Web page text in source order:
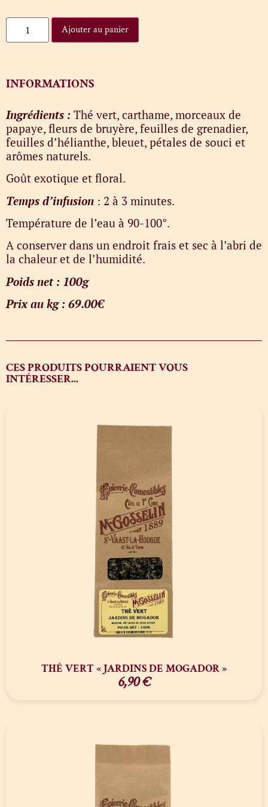
Ajouter au panier
INFORMATIONS
Ingrédients : Thé vert, carthame, morceaux de
papaye, fleurs de bruyère, feuilles de grenadier,
feuilles d’hélianthe, bleuet, pétales de souci et
arômes naturels.
Goût exotique et floral.
Temps d’infusion : 2 à 3 minutes.
Température de l’eau à 90-100°.
A conserver dans un endroit frais et sec à l’abri de
la chaleur et de l’humidité.
Poids net : 100g
Prix au kg : 69.00€
CES PRODUITS POURRAIENT VOUS
INTÉRESSER...
THÉ VERT « JARDINS DE MOGADOR »
6,90€